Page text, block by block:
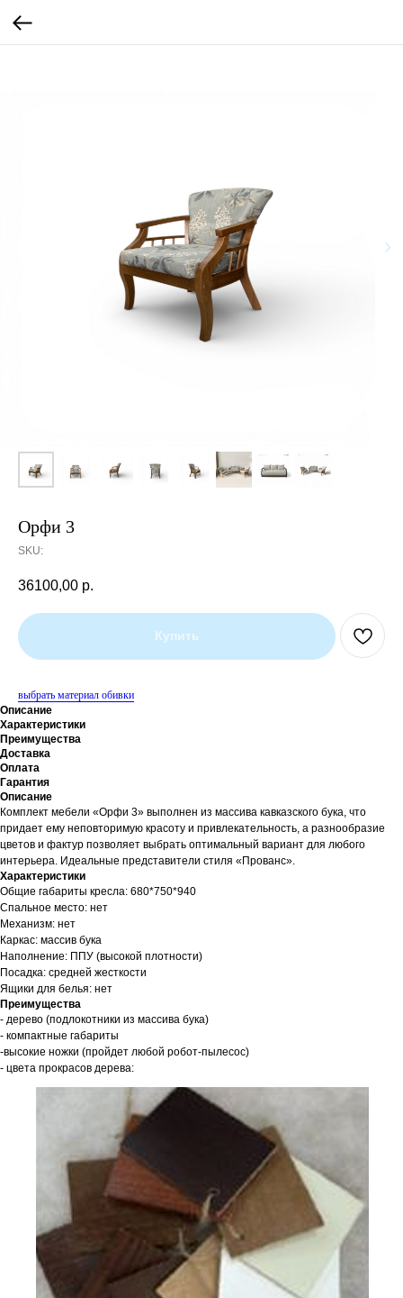
Орфи 3
SKU:
36100,00 р.
Купить
выбрать материал обивки
Описание
Характеристики
Преимущества
Доставка
Оплата
Гарантия
Описание
Комплект мебели «Орфи 3» выполнен из массива кавказского бука, что
придает ему неповторимую красоту и привлекательность, а разнообразие
цветов и фактур позволяет выбрать оптимальный вариант для любого
интерьера. Идеальные представители стиля «Прованс».
Характеристики
Общие габариты кресла: 680*750*940
Спальное место: нет
Механизм: нет
Каркас: массив бука
Наполнение: ППУ (высокой плотности)
Посадка: средней жесткости
Ящики для белья: нет
Преимущества
- дерево (подлокотники из массива бука)
- компактные габариты
-высокие ножки (пройдет любой робот-пылесос)
- цвета прокрасов дерева: